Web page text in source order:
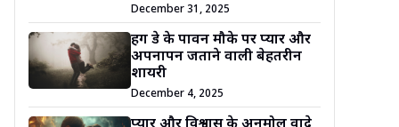
December 31, 2025
हग डे के पावन मौके पर प्यार और
अपनापन जताने वाली बेहतरीन
शायरी
December 4, 2025